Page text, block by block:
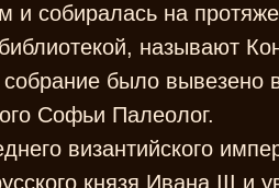
и собиралась на
называют
было вывезено
Софьи Палеолог.
византийского
князя Ивана III и